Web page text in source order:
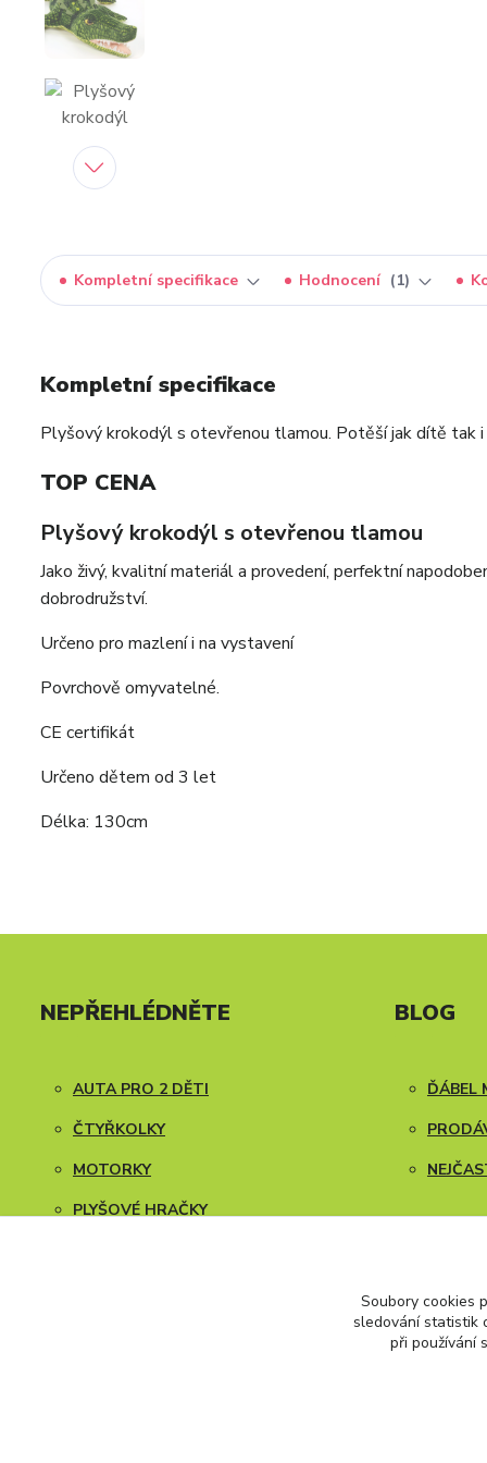
Kompletní specifikace Hodnocení 1
Kompletní specifikace
Plyšový krokodýl s otevřenou tlamou. Potěší jak dítě tak
TOP CENA
Plyšový krokodýl s otevřenou tlamou
Jako živý, kvalitní materiál a provedení, perfektní
dobrodružství.
Určeno pro mazlení i na vystavení
Povrchově omyvatelné.
CE certifikát
Určeno dětem od 3 let
Délka: 130cm
NEPŘEHLÉDNĚTE
AUTA PRO 2 DĚTI
ČTYŘKOLKY
MOTORKY
PLYŠOVÉ HRAČKY
BLOG
ĎÁBEL
Soubory cookies
sledování statistik
při používání